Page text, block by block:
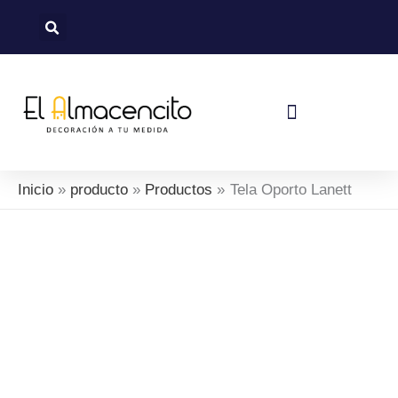
Inicio producto Productos Tela Oporto Lanett